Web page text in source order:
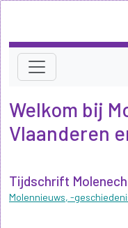
Welkom bij
Vlaanderen
Tijdschrift
Molennieuws, -